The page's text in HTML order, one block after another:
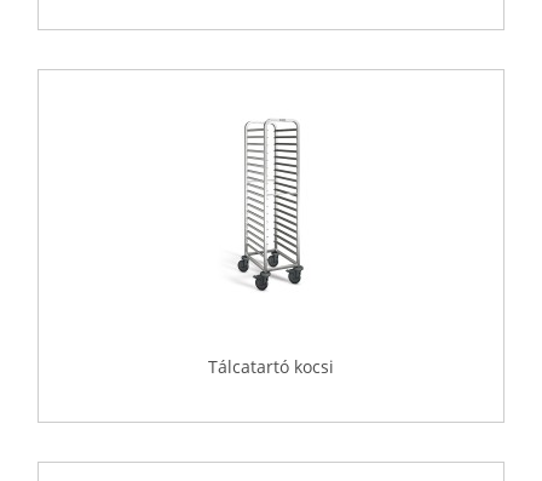
Tálcatartó kocsi